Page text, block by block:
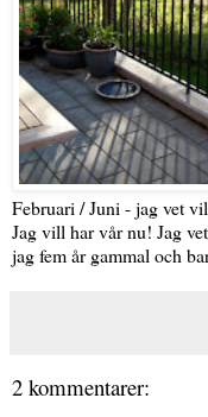
Februari / Juni - jag vet
Jag vill har vår nu! Jag
jag fem år gammal och
2 kommentarer: